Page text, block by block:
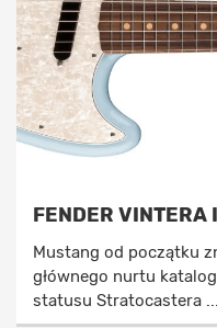
FENDER VINTERA
Mustang od początku
głównego nurtu
statusu Stratocastera ...